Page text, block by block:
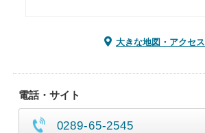
大きな地図・アクセス
電話・サイト
0289-65-2545